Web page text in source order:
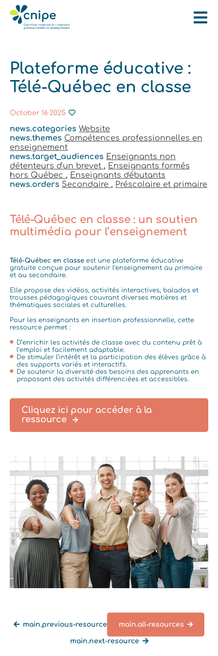
Plateforme éducative :
Télé-Québec en classe
October 16 2025
news.categories Website
news.themes Compétences professionnelles en
enseignement
news.target_audiences Enseignants non
détenteurs d'un brevet , Enseignants formés
hors Québec , Enseignants débutants
news.orders Secondaire , Préscolaire et primaire
Télé-Québec en classe : un soutien
multimédia pour l’enseignement
Télé-Québec en classe est une plateforme éducative
gratuite conçue pour soutenir l’enseignement au primaire
et au secondaire.
Elle propose des vidéos, activités interactives, balados et
trousses pédagogiques couvrant diverses matières et
thématiques sociales et culturelles.
Pour les enseignants en insertion professionnelle, cette
ressource permet :
D’enrichir les activités de classe avec du contenu prêt à
l’emploi et facilement adaptable.
De stimuler l’intérêt et la participation des élèves grâce à
des supports variés et interactifs.
De soutenir la diversité des besoins des apprenants en
proposant des activités différenciées et accessibles.
Cliquez ici pour accéder à la
ressource
main.previous-resource main.all-resources
main.next-resource